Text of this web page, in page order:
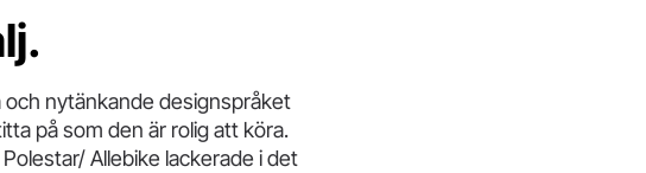
nytänkande designspråket
på som den är rolig att köra.
Allebike lackerade i det